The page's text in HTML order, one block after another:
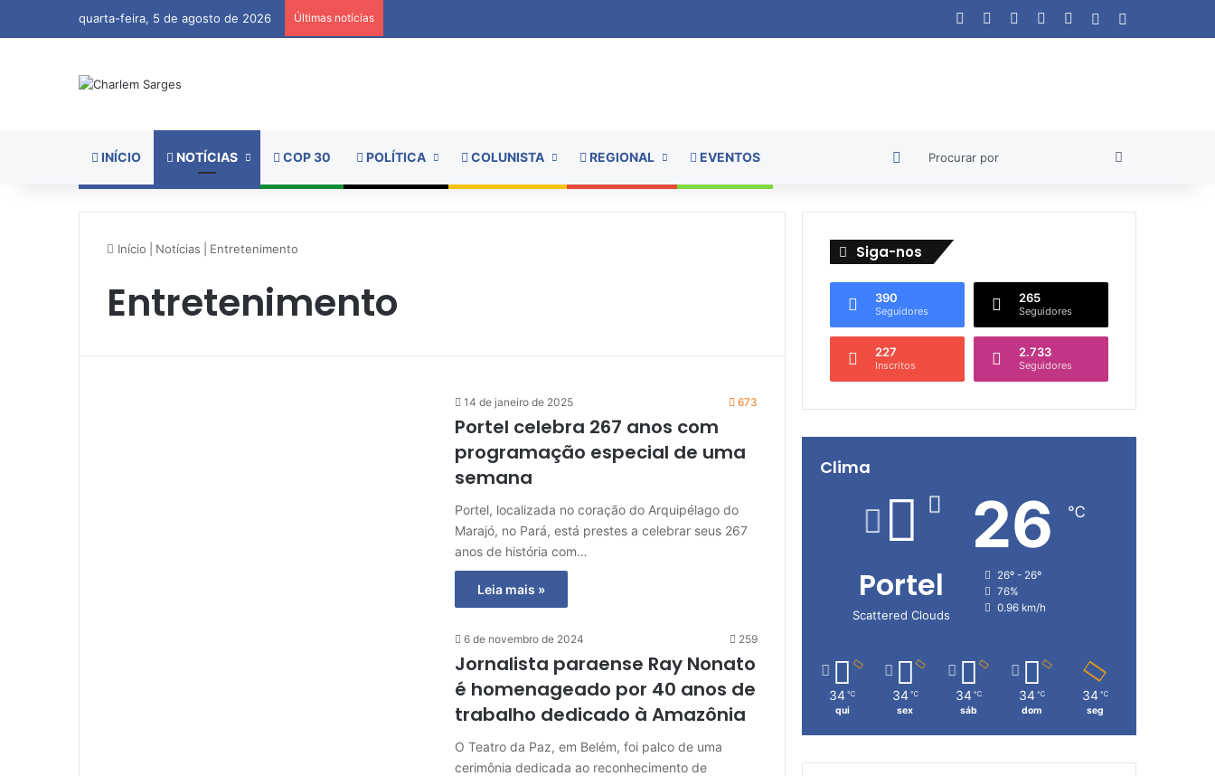
quarta-feira, 5 de agosto de 2026 Últimas notícias Facebook YouTubeInstagramWhatsAppArtigo aleatório
INÍCIO NOTÍCIAS COP 30 POLÍTICA COLUNISTA REGIONAL EVENTOS Artigo aleatório
Início Notícias Entretenimento
Entretenimento
14 de janeiro de 2025 673
Portel celebra 267 anos com
programação especial de uma
semana
Portel, localizada no coração do Arquipélago do
Marajó, no Pará, está prestes a celebrar seus 267
anos de história com…
Leia mais »
6 de novembro de 2024 259
Jornalista paraense Ray Nonato
é homenageado por 40 anos de
trabalho dedicado à Amazônia
O Teatro da Paz, em Belém, foi palco de uma
cerimônia dedicada ao reconhecimento de
Siga-nos
390
Seguidores
265
Seguidores
227
Inscritos
2.733
Seguidores
Clima
Portel
Scattered Clouds
26 ℃
26º - 26º
76%
0.96 km/h
34 ℃
qui
34 ℃
sex
34 ℃
sáb
34 ℃
dom
34 ℃
seg